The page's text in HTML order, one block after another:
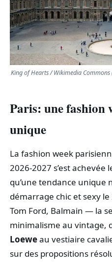
TRANSPORTS
ÉCONOMIE
POLITIQUE
CULTURE
King of Hearts / Wikimedia Commons
Paris: une fashion
unique
La fashion week
2026‑2027 s’est
qu’une tendance unique
démarrage chic et sexy
Tom Ford, Balmain — la
minimalisme au vintage,
Loeweau vestiaire
sur des propositions